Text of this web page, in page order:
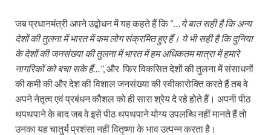
जब प्रधानमंत्री अपने उद्बोधन में यह कहते हैं कि “…ये बात सही है कि अन्य
देशों की तुलना में भारत में कम लोग संक्रमित हुए हैं। ये भी सही है कि दुनिया
के देशों की जनसंख्या की तुलना में भारत में हम अधिकतम मात्रा में हमारे
नागरिकों को बचा सके हैं…”, और फिर विकसित देशों की तुलना में संसाधनों
की कमी की और देश की विशाल जनसंख्या की स्वीकारोक्ति करते हैं तब वे
अपने नेतृत्व एवं प्रबंधन कौशल को ही सारा श्रेय दे रहे होते हैं। अपनी पीठ
थपथपाने के बाद जब वे इसे पीठ थपथपाने योग्य उपलब्धि नहीं मानते हैं तो
उनका यह चातुर्य प्रशंसा नहीं वितृष्णा के भाव उत्पन्न करता है।